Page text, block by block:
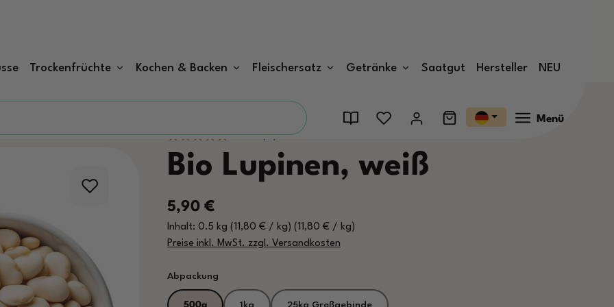
Trockenfrüchte Kochen & Backen Fleischersatz Getränke Saatgut Hersteller NEU
Menü
Bio Lupinen, weiß
Regulärer Preis:
5,90 €
Inhalt: 0.5 kg (11,80 € / kg) (11,80 € / kg)
Preise inkl. MwSt. zzgl. Versandkosten
Abpackung
500g 1kg 25kg Großgebinde